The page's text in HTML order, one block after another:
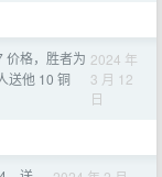
价格，胜者为
送他 10 铜
2024 年
3 月 12
日